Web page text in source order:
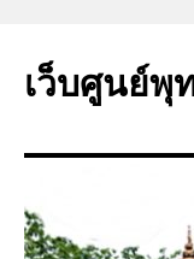
ยัง
เว็บศูนย์พุ